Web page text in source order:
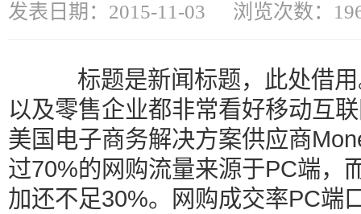
发表日期：2015-11-03 浏览次数：
标题是新闻标题，此处借用
以及零售企业都非常看好移动互
美国电子商务解决方案供应商
过70%的网购流量来源于PC端，
加还不足30%。网购成交率PC端